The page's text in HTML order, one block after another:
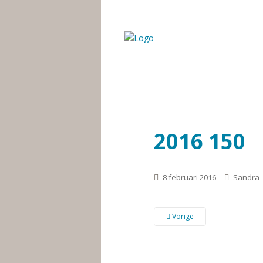
2016 150
8 februari 2016 Sandra
Vorige